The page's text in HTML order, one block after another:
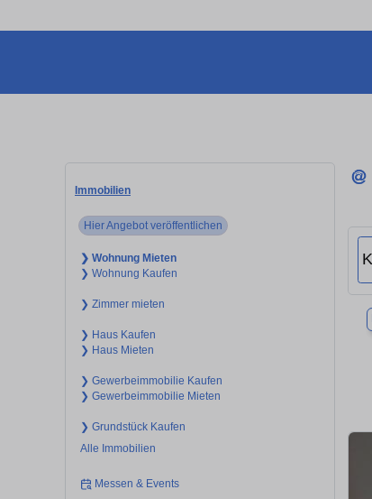
Immobilien
Hier Angebot veröffentlichen
❯ Wohnung Mieten
❯ Wohnung Kaufen
❯ Zimmer mieten
❯ Haus Kaufen
❯ Haus Mieten
❯ Gewerbeimmobilie Kaufen
❯ Gewerbeimmobilie Mieten
❯ Grundstück Kaufen
Alle Immobilien
Messen & Events